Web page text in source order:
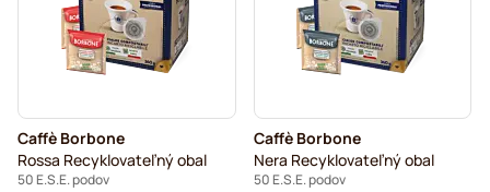
Caffè Borbone
Rossa Recyklovateľný obal
50 E.S.E. podov
Caffè Borbone
Nera Recyklovateľný obal
50 E.S.E. podov